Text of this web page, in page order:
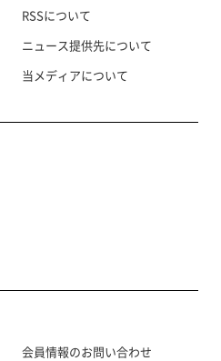
RSSについて
ニュース提供先について
当メディアについて
会員情報のお問い合わせ